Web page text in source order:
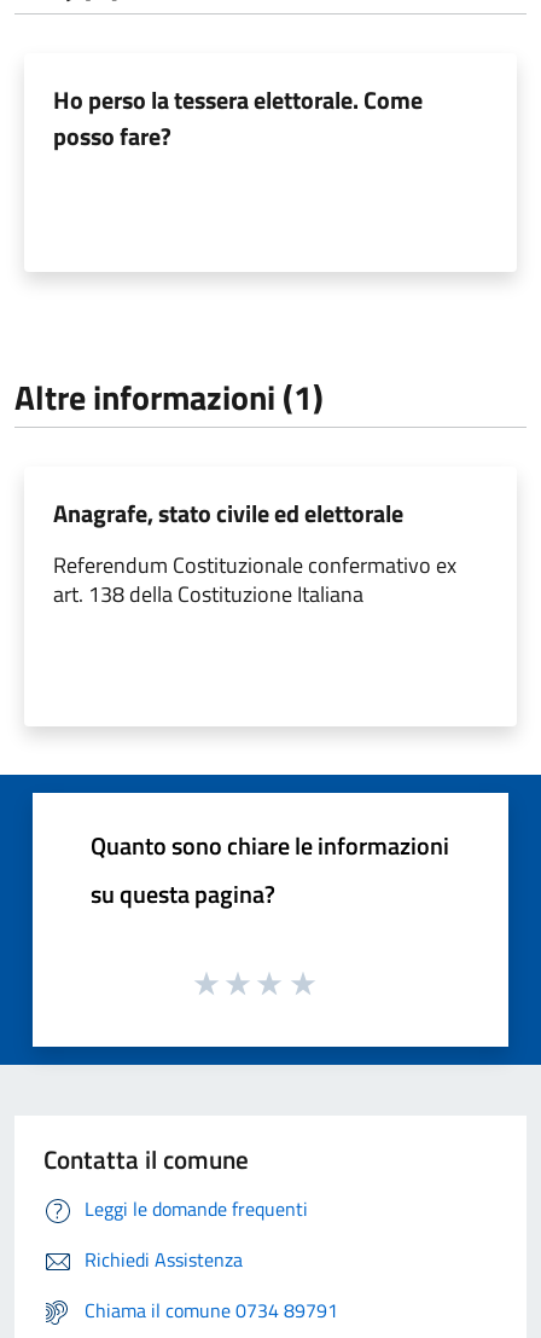
Ho perso la tessera elettorale. Come
posso fare?
Altre informazioni (1)
Anagrafe, stato civile ed elettorale
Referendum Costituzionale confermativo ex
art. 138 della Costituzione Italiana
Quanto sono chiare le informazioni
su questa pagina?
Contatta il comune
Leggi le domande frequenti
Richiedi Assistenza
Chiama il comune 0734 89791